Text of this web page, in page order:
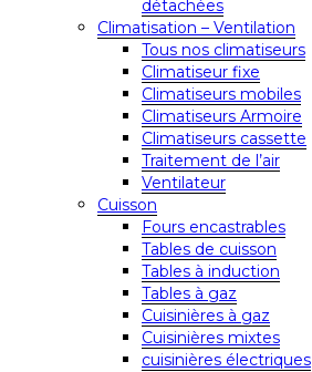
détachées
Climatisation – Ventilation
Tous nos climatiseurs
Climatiseur fixe
Climatiseurs mobiles
Climatiseurs Armoire
Climatiseurs cassette
Traitement de l’air
Ventilateur
Cuisson
Fours encastrables
Tables de cuisson
Tables à induction
Tables à gaz
Cuisinières à gaz
Cuisinières mixtes
cuisinières électriques